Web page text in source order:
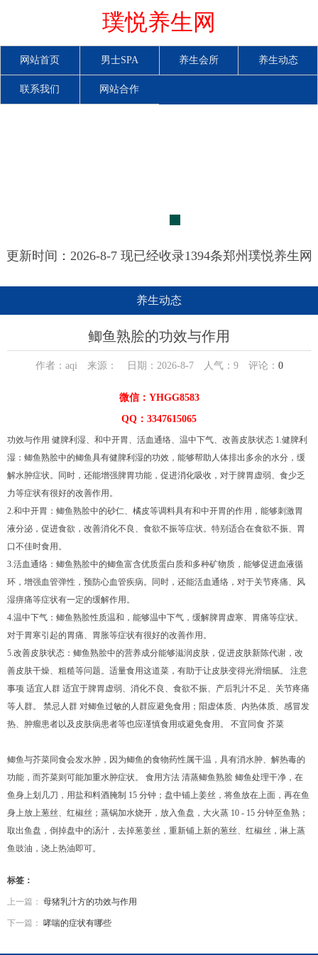
璞悦养生网
网站首页 男士SPA 养生会所 养生动态
联系我们 网站合作
更新时间：2026-8-7 现已经收录1394条郑州璞悦养生网
养生动态
鲫鱼熟脍的功效与作用
作者：aqi 来源： 日期：2026-8-7 人气： 9评论： 0
微信：YHGG8583
QQ：3347615065
功效与作用 健脾利湿、和中开胃、活血通络、温中下气、改善皮肤状态 1.健脾利
湿：鲫鱼熟脍中的鲫鱼具有健脾利湿的功效，能够帮助人体排出多余的水分，缓
解水肿症状。同时，还能增强脾胃功能，促进消化吸收，对于脾胃虚弱、食少乏
力等症状有很好的改善作用。
2.和中开胃：鲫鱼熟脍中的砂仁、橘皮等调料具有和中开胃的作用，能够刺激胃
液分泌，促进食欲，改善消化不良、食欲不振等症状。特别适合在食欲不振、胃
口不佳时食用。
3.活血通络：鲫鱼熟脍中的鲫鱼富含优质蛋白质和多种矿物质，能够促进血液循
环，增强血管弹性，预防心血管疾病。同时，还能活血通络，对于关节疼痛、风
湿痹痛等症状有一定的缓解作用。
4.温中下气：鲫鱼熟脍性质温和，能够温中下气，缓解脾胃虚寒、胃痛等症状。
对于胃寒引起的胃痛、胃胀等症状有很好的改善作用。
5.改善皮肤状态：鲫鱼熟脍中的营养成分能够滋润皮肤，促进皮肤新陈代谢，改
善皮肤干燥、粗糙等问题。适量食用这道菜，有助于让皮肤变得光滑细腻。 注意
事项 适宜人群 适宜于脾胃虚弱、消化不良、食欲不振、产后乳汁不足、关节疼痛
等人群。 禁忌人群 对鲫鱼过敏的人群应避免食用；阳虚体质、内热体质、感冒发
热、肿瘤患者以及皮肤病患者等也应谨慎食用或避免食用。 不宜同食 芥菜
鲫鱼与芥菜同食会发水肿，因为鲫鱼的食物药性属干温，具有消水肿、解热毒的
功能，而芥菜则可能加重水肿症状。 食用方法 清蒸鲫鱼熟脍 鲫鱼处理干净，在
鱼身上划几刀，用盐和料酒腌制 15 分钟；盘中铺上姜丝，将鱼放在上面，再在鱼
身上放上葱丝、红椒丝；蒸锅加水烧开，放入鱼盘，大火蒸 10 - 15 分钟至鱼熟；
取出鱼盘，倒掉盘中的汤汁，去掉葱姜丝，重新铺上新的葱丝、红椒丝，淋上蒸
鱼豉油，浇上热油即可。
标签：
上一篇： 母猪乳汁方的功效与作用
下一篇： 哮喘的症状有哪些